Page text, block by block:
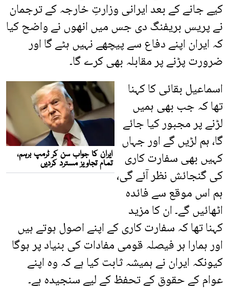
کیے جانے کے بعد ایرانی وزارتِ خارجہ کے ترجمان
نے پریس بریفنگ دی جس میں انھوں نے واضح کیا
کہ ایران اپنے دفاع سے پیچھے نہیں ہٹے گا اور
ضرورت پڑنے پر مقابلہ بھی کرے گا۔
اسماعیل بقائی کا کہنا
تھا کہ جب بھی ہمیں
لڑنے پر مجبور کیا جائے
گا، ہم لڑیں گے اور جہاں
کہیں بھی سفارت کاری
کی گنجائش نظر آئے گی،
ہم اس موقع سے فائدہ
اٹھائیں گے۔ ان کا مزید
کہنا تھا کہ سفارت کاری کے اپنے اصول ہوتے ہیں
اور ہمارا ہر فیصلہ قومی مفادات کی بنیاد پر ہوگا
کیونکہ ایران نے ہمیشہ ثابت کیا ہے کہ وہ اپنے
عوام کے حقوق کے تحفظ کے لیے سنجیدہ ہے۔